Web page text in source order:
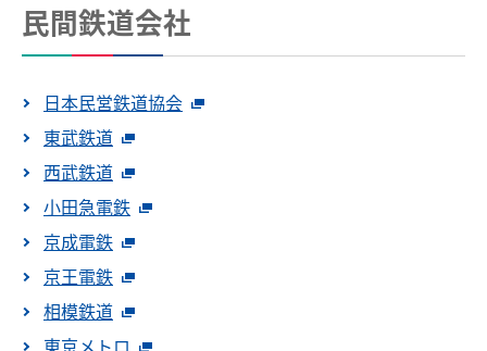
名鉄グループ経営ビジョン
経営計画
50音別リスト
業種別リスト
ニュースリリース一覧
お知らせ一覧
よくあるご質問
HOME
企業情報
한국어
民間鉄道会社
日本民営鉄道協会
東武鉄道
西武鉄道
小田急電鉄
京成電鉄
京王電鉄
相模鉄道
東京メトロ